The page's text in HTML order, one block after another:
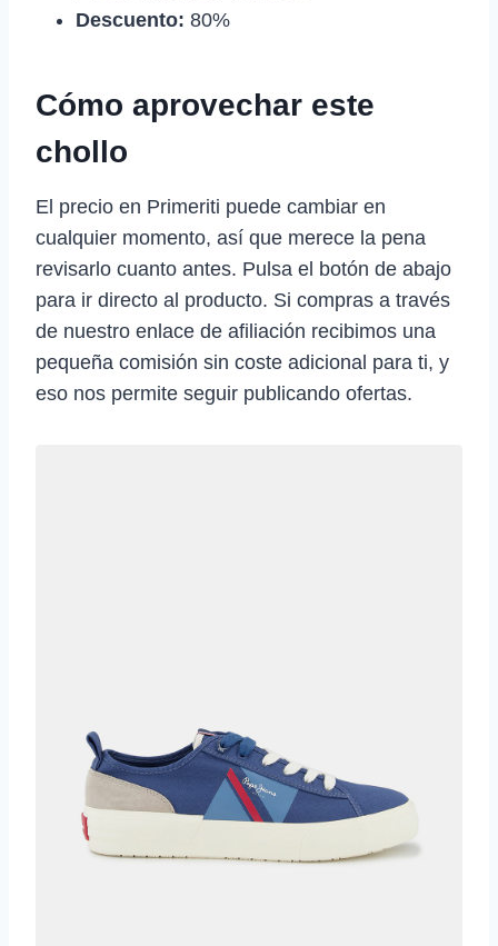
Descuento: 80%
Cómo aprovechar este
chollo
El precio en Primeriti puede cambiar en
cualquier momento, así que merece la pena
revisarlo cuanto antes. Pulsa el botón de abajo
para ir directo al producto. Si compras a través
de nuestro enlace de afiliación recibimos una
pequeña comisión sin coste adicional para ti, y
eso nos permite seguir publicando ofertas.